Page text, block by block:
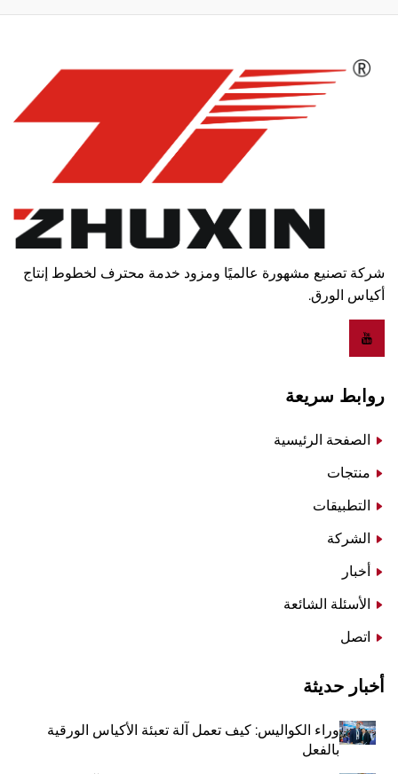
شركة تصنيع مشهورة عالميًا ومزود خدمة محترف لخطوط إنتاج
أكياس الورق.
روابط سريعة
الصفحة الرئيسية
منتجات
التطبيقات
الشركة
أخبار
الأسئلة الشائعة
اتصل
أخبار حديثة
وراء الكواليس: كيف تعمل آلة تعبئة الأكياس الورقية
بالفعل